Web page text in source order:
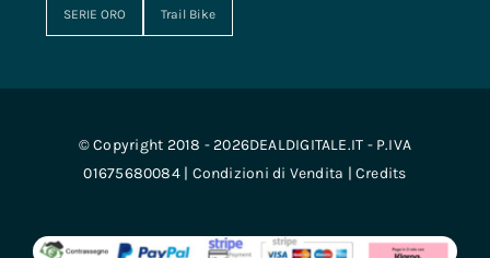
SERIE ORO Trail Bike
© Copyright 2018 - 2026DEALDIGITALE.IT - P.IVA
01675680084 | Condizioni di Vendita | Credits